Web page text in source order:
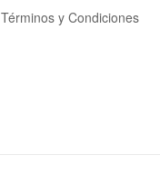
Términos y Condiciones